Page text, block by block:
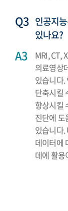
인공지
있나요?
MRI, CT,
의료영상
있습니다
단축시킬
향상시킬
진단에 도
있습니다.
데이터에
데에 활용